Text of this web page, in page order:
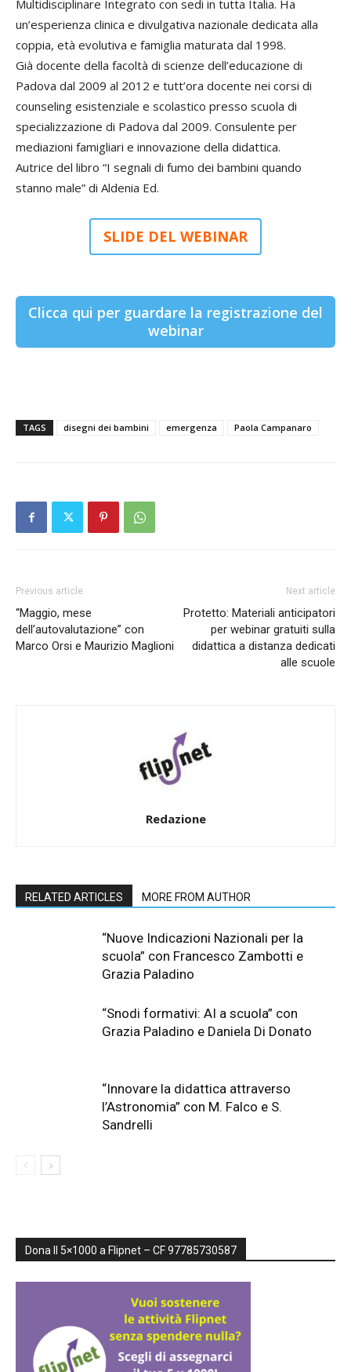
cooperative
Multidisciplinare Integrato con sedi in tutta Italia. Ha
un’esperienza clinica e divulgativa nazionale dedicata alla
coppia, età evolutiva e famiglia maturata dal 1998.
Già docente della facoltà di scienze dell’educazione di
Padova dal 2009 al 2012 e tutt’ora docente nei corsi di
counseling esistenziale e scolastico presso scuola di
specializzazione di Padova dal 2009. Consulente per
mediazioni famigliari e innovazione della didattica.
Autrice del libro “I segnali di fumo dei bambini quando
stanno male” di Aldenia Ed.
SLIDE DEL WEBINAR
Clicca qui per guardare la registrazione del
webinar
TAGS disegni dei bambini emergenza Paola Campanaro
Previous article
“Maggio, mese
dell’autovalutazione” con
Marco Orsi e Maurizio Maglioni
Next article
Protetto: Materiali anticipatori
per webinar gratuiti sulla
didattica a distanza dedicati
alle scuole
Redazione
RELATED ARTICLES MORE FROM AUTHOR
“Nuove Indicazioni Nazionali per la
scuola” con Francesco Zambotti e
Grazia Paladino
“Snodi formativi: AI a scuola” con
Grazia Paladino e Daniela Di Donato
“Innovare la didattica attraverso
l’Astronomia” con M. Falco e S.
Sandrelli
Dona Il 5×1000 a Flipnet – CF 97785730587